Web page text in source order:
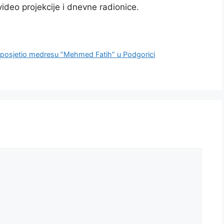
projekcije i dnevne radionice.
medresu ”Mehmed Fatih” u Podgorici